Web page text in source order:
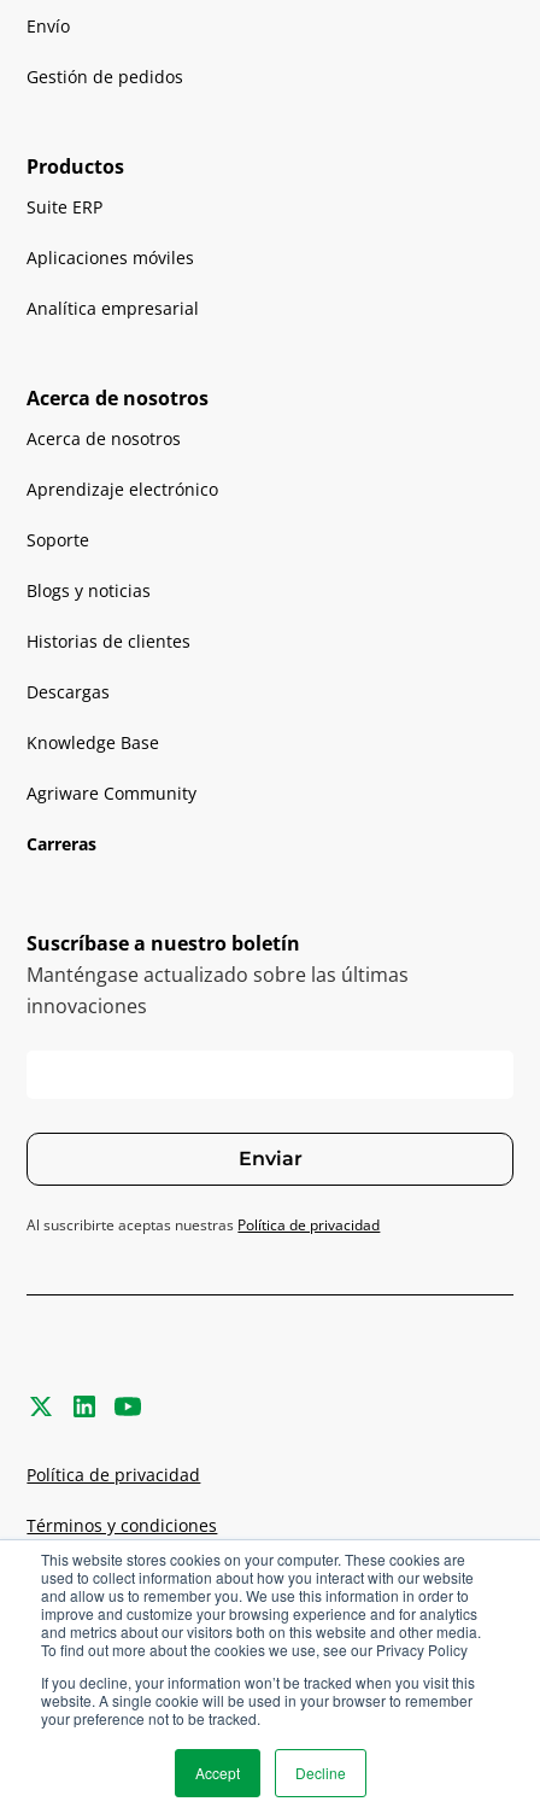
This website stores cookies on your computer. These cookies are
used to collect information about how you interact with our website
and allow us to remember you. We use this information in order to
improve and customize your browsing experience and for analytics
and metrics about our visitors both on this website and other media.
To find out more about the cookies we use, see our Privacy Policy
If you decline, your information won’t be tracked when you visit this
website. A single cookie will be used in your browser to remember
your preference not to be tracked.
Accept Decline
Envío
Gestión de pedidos
Productos
Suite ERP
Aplicaciones móviles
Analítica empresarial
Acerca de nosotros
Acerca de nosotros
Aprendizaje electrónico
Soporte
Blogs y noticias
Historias de clientes
Descargas
Knowledge Base
Agriware Community
Carreras
Suscríbase a nuestro boletín
Manténgase actualizado sobre las últimas
innovaciones
Enviar
Al suscribirte aceptas nuestras Política de privacidad
©2026Agriware. Todos los derechos
reservados.
Política de privacidad
Términos y condiciones
Configuración de cookies
Carreras